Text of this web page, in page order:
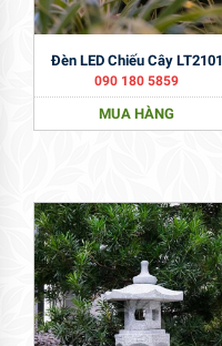
Đèn LED Chiếu Cây LT2101
090 180 5859
MUA HÀNG